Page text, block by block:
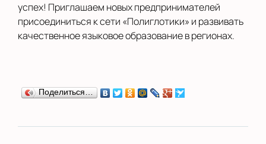
успех! Приглашаем новых предпринимателей
присоединиться к сети «Полиглотики» и развивать
качественное языковое образование в регионах.
Поделиться…